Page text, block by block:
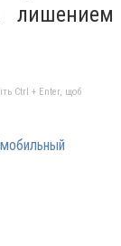
лишением
Ctrl + Enter, щоб